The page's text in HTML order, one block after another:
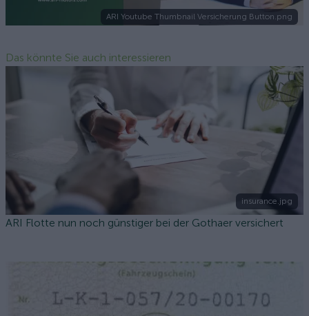
ARI Youtube Thumbnail Versicherung Button.png
Das könnte Sie auch interessieren
insurance.jpg
ARI Flotte nun noch günstiger bei der Gothaer versichert